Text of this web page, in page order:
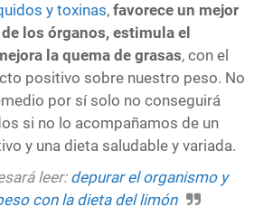
y toxinas, favorece un mejor
los órganos, estimula el
la quema de grasas, con el
positivo sobre nuestro peso. No
por sí solo no conseguirá
si no lo acompañamos de un
y una dieta saludable y variada.
leer: depurar el organismo y
con la dieta del limón